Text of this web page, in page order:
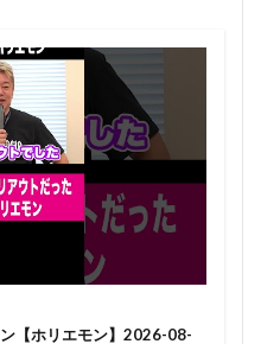
【ホリエモン】2026-08-